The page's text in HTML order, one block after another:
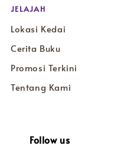
JELAJAH
Lokasi Kedai
Cerita Buku
Promosi Terkini
Tentang Kami
Follow us